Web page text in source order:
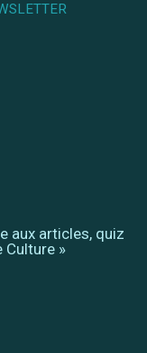
aux articles, quiz
Culture »